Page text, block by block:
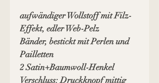
aufwändiger Wollstoff mit Filz-
Effekt, edler Web-Pelz
Bänder, bestickt mit Perlen und
Pailletten
2 Satin+Baumwoll-Henkel
Verschluss: Druckknopf mittig